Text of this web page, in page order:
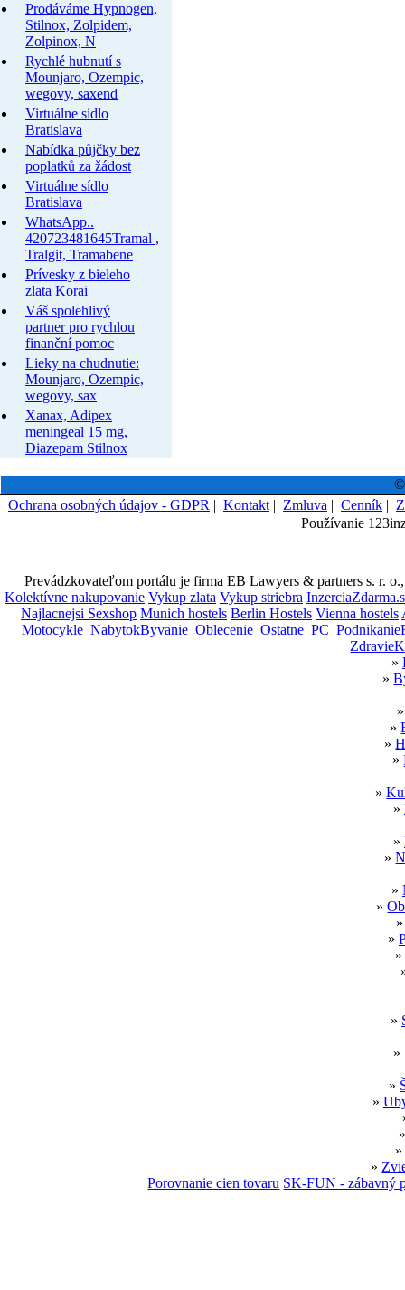
Prodáváme Hypnogen,
Stilnox, Zolpidem,
Zolpinox, N
Rychlé hubnutí s
Mounjaro, Ozempic,
wegovy, saxend
Virtuálne sídlo
Bratislava
Nabídka půjčky bez
poplatků za žádost
Virtuálne sídlo
Bratislava
WhatsApp..
420723481645Tramal ,
Tralgit, Tramabene
Prívesky z bieleho
zlata Korai
Váš spolehlivý
partner pro rychlou
finanční pomoc
Lieky na chudnutie:
Mounjaro, Ozempic,
wegovy, sax
Xanax, Adipex
meningeal 15 mg,
Diazepam Stilnox
©
Ochrana osobných údajov - GDPR | Kontakt | Zmluva | Cenník |
Používanie
Prevádzkovateľom portálu je firma EB Lawyers & partners s. r.
Kolektívne nakupovanie Vykup zlata Vykup striebra
Najlacnejsi Sexshop Munich hostels Berlin Hostels Vienna hostels
Motocykle NabytokByvanie Oblecenie Ostatne PC
»
»
»
»
»
»
»
»
»
»
»
»
»
»
»
»
»
Porovnanie cien tovaru SK-FUN - zábavný